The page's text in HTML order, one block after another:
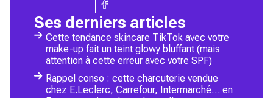
Ses derniers articles
Cette tendance skincare TikTok avec votre
make-up fait un teint glowy bluffant (mais
attention à cette erreur avec votre SPF)
Rappel conso : cette charcuterie vendue
chez E.Leclerc, Carrefour, Intermarché… en